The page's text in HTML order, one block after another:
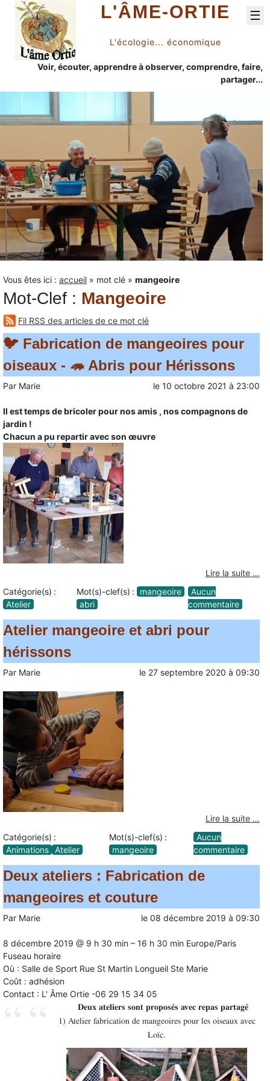
L'ÂME-ORTIE
L'écologie... économique
Voir, écouter, apprendre à observer, comprendre, faire,
partager...
☰
Vous êtes ici : accueil » mot clé » mangeoire
Mot-Clef : Mangeoire
Fil RSS des articles de ce mot clé
🐦 Fabrication de mangeoires pour
oiseaux - 🦔 Abris pour Hérissons
Par Marie le 10 octobre 2021 à 23:00
Il est temps de bricoler pour nos amis , nos compagnons de
jardin !
Chacun a pu repartir avec son œuvre
Lire la suite …
Catégorie(s) :
Atelier
Mot(s)-clef(s) :
mangeoire
abri
Aucun
commentaire
Atelier mangeoire et abri pour
hérissons
Par Marie le 27 septembre 2020 à 09:30
Lire la suite …
Catégorie(s) :
Animations Atelier
Mot(s)-clef(s) :
mangeoire
Aucun
commentaire
Deux ateliers : Fabrication de
mangeoires et couture
Par Marie le 08 décembre 2019 à 09:30
8 décembre 2019 @ 9 h 30 min – 16 h 30 min Europe/Paris
Fuseau horaire
Où : Salle de Sport Rue St Martin Longueil Ste Marie
Coût : adhésion
Contact : L' Âme Ortie -06 29 15 34 05
Deux ateliers sont proposés avec repas partagé
1) Atelier fabrication de mangeoires pour les oiseaux avec
Loïc.